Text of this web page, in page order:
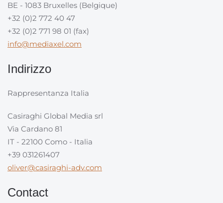
BE - 1083 Bruxelles (Belgique)
+32 (0)2 772 40 47
+32 (0)2 771 98 01 (fax)
info@mediaxel.com
Indirizzo
Rappresentanza Italia
Casiraghi Global Media srl
Via Cardano 81
IT - 22100 Como - Italia
+39 031261407
oliver@casiraghi-adv.com
Contact